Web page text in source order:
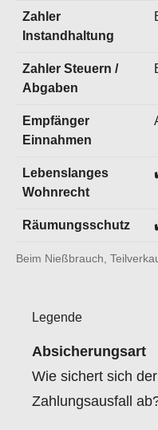
Beim Nießbrauch,
Zahler
Instandhaltung
Zahler Steuern /
Abgaben
Empfänger
Einnahmen
Lebenslanges
Wohnrecht
Räumungsschutz
Legende
Absicherungsart
Wie sichert sich
Zahlungsausfall